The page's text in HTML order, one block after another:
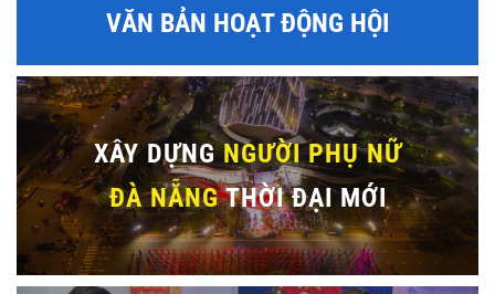
VĂN BẢN HOẠT ĐỘNG HỘI
XÂY DỰNGNGƯỜI PHỤ NỮ
ĐÀ NẴNGTHỜI ĐẠI MỚI